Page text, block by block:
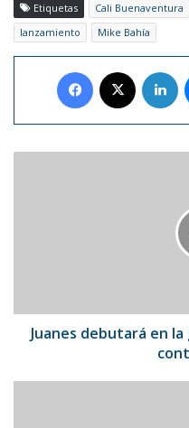
Etiquetas Cali Buenaventura
lanzamiento
Mike Bahía
Facebook
sobre
contrabando
Juanes debutará en